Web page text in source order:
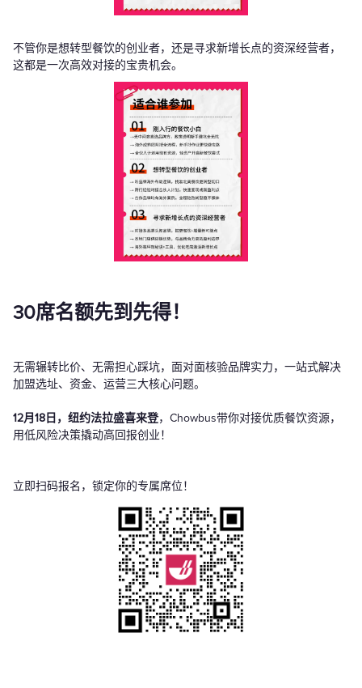
不管你是想转型餐饮的创业者，还是寻求新增长点的资深经营者，
这都是一次高效对接的宝贵机会。
30席名额先到先得！
无需辗转比价、无需担心踩坑，面对面核验品牌实力，一站式解决
加盟选址、资金、运营三大核心问题。
12月18日，纽约法拉盛喜来登，Chowbus带你对接优质餐饮资源，
用低风险决策撬动高回报创业！
立即扫码报名，锁定你的专属席位！